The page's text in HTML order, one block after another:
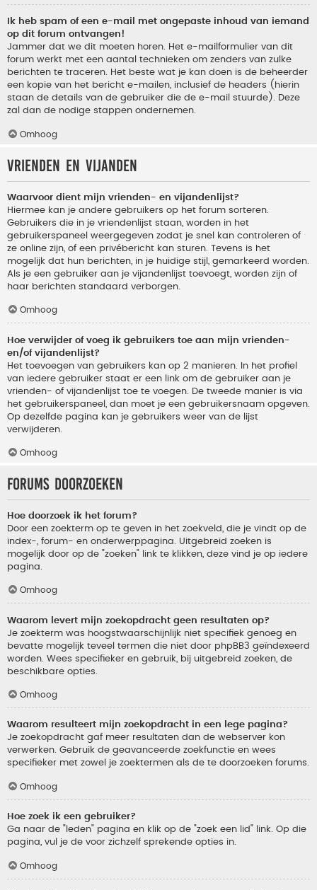
Ik heb spam of een e-mail met ongepaste inhoud van iemand
op dit forum ontvangen!
Jammer dat we dit moeten horen. Het e-mailformulier van dit
forum werkt met een aantal technieken om zenders van zulke
berichten te traceren. Het beste wat je kan doen is de beheerder
een kopie van het bericht e-mailen, inclusief de headers (hierin
staan de details van de gebruiker die de e-mail stuurde). Deze
zal dan de nodige stappen ondernemen.
Omhoog
Vrienden en vijanden
Waarvoor dient mijn vrienden- en vijandenlijst?
Hiermee kan je andere gebruikers op het forum sorteren.
Gebruikers die in je vriendenlijst staan, worden in het
gebruikerspaneel weergegeven zodat je snel kan controleren of
ze online zijn, of een privébericht kan sturen. Tevens is het
mogelijk dat hun berichten, in je huidige stijl, gemarkeerd worden.
Als je een gebruiker aan je vijandenlijst toevoegt, worden zijn of
haar berichten standaard verborgen.
Omhoog
Hoe verwijder of voeg ik gebruikers toe aan mijn vrienden-
en/of vijandenlijst?
Het toevoegen van gebruikers kan op 2 manieren. In het profiel
van iedere gebruiker staat er een link om de gebruiker aan je
vrienden- of vijandenlijst toe te voegen. De tweede manier is via
het gebruikerspaneel, dan moet je een gebruikersnaam opgeven.
Op dezelfde pagina kan je gebruikers weer van de lijst
verwijderen.
Omhoog
Forums doorzoeken
Hoe doorzoek ik het forum?
Door een zoekterm op te geven in het zoekveld, die je vindt op de
index-, forum- en onderwerppagina. Uitgebreid zoeken is
mogelijk door op de "zoeken" link te klikken, deze vind je op iedere
pagina.
Omhoog
Waarom levert mijn zoekopdracht geen resultaten op?
Je zoekterm was hoogstwaarschijnlijk niet specifiek genoeg en
bevatte mogelijk teveel termen die niet door phpBB3 geïndexeerd
worden. Wees specifieker en gebruik, bij uitgebreid zoeken, de
beschikbare opties.
Omhoog
Waarom resulteert mijn zoekopdracht in een lege pagina?
Je zoekopdracht gaf meer resultaten dan de webserver kon
verwerken. Gebruik de geavanceerde zoekfunctie en wees
specifieker met zowel je zoektermen als de te doorzoeken forums.
Omhoog
Hoe zoek ik een gebruiker?
Ga naar de "leden" pagina en klik op de "zoek een lid" link. Op die
pagina, vul je de voor zichzelf sprekende opties in.
Omhoog